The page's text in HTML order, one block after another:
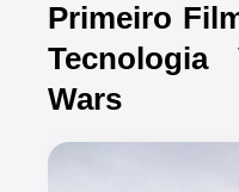
Primeiro
Wars